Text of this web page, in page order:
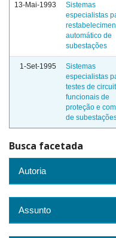
13-Mai-1993
Sistemas
especialistas
automático de
subestações
1-Set-1995
Sistemas
especialistas
testes de
funcionais de
proteção e
de
Busca facetada
Autoria
Assunto